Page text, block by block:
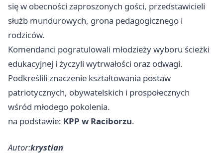
się w obecności zaproszonych gości, przedstawicieli
służb mundurowych, grona pedagogicznego i
rodziców.
Komendanci pogratulowali młodzieży wyboru ścieżki
edukacyjnej i życzyli wytrwałości oraz odwagi.
Podkreślili znaczenie kształtowania postaw
patriotycznych, obywatelskich i prospołecznych
wśród młodego pokolenia.
na podstawie: KPP w Raciborzu.
Autor:krystian